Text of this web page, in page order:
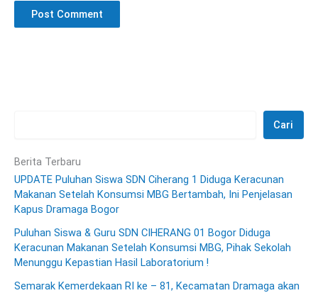
Cari
Berita Terbaru
UPDATE Puluhan Siswa SDN Ciherang 1 Diduga Keracunan
Makanan Setelah Konsumsi MBG Bertambah, Ini Penjelasan
Kapus Dramaga Bogor
Puluhan Siswa & Guru SDN CIHERANG 01 Bogor Diduga
Keracunan Makanan Setelah Konsumsi MBG, Pihak Sekolah
Menunggu Kepastian Hasil Laboratorium !
Semarak Kemerdekaan RI ke – 81, Kecamatan Dramaga akan